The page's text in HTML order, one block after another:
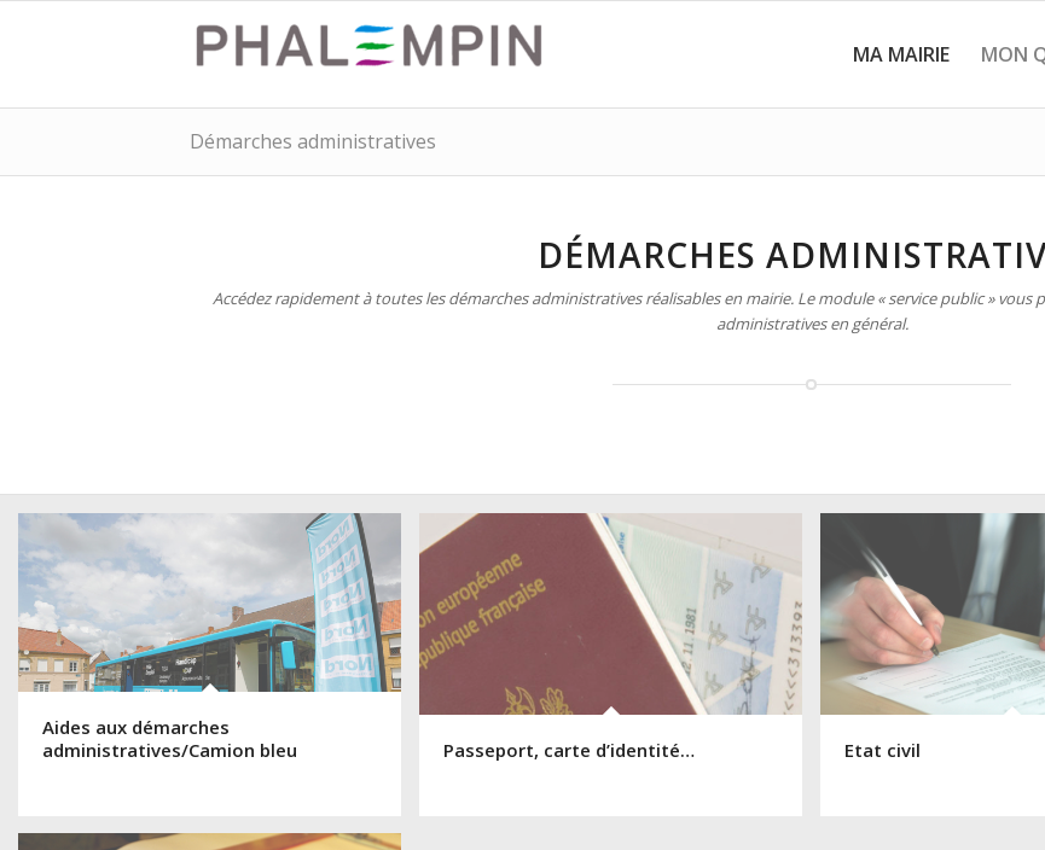
MA MAIRIE MON
Démarches administratives
DÉMARCHES
Accédez rapidement à toutes les démarches administratives réalisables en mairie. Le module « service public » vous
administratives en général.
Aides aux démarches
administratives/Camion bleu
Passeport, carte d’identité… Etat civil